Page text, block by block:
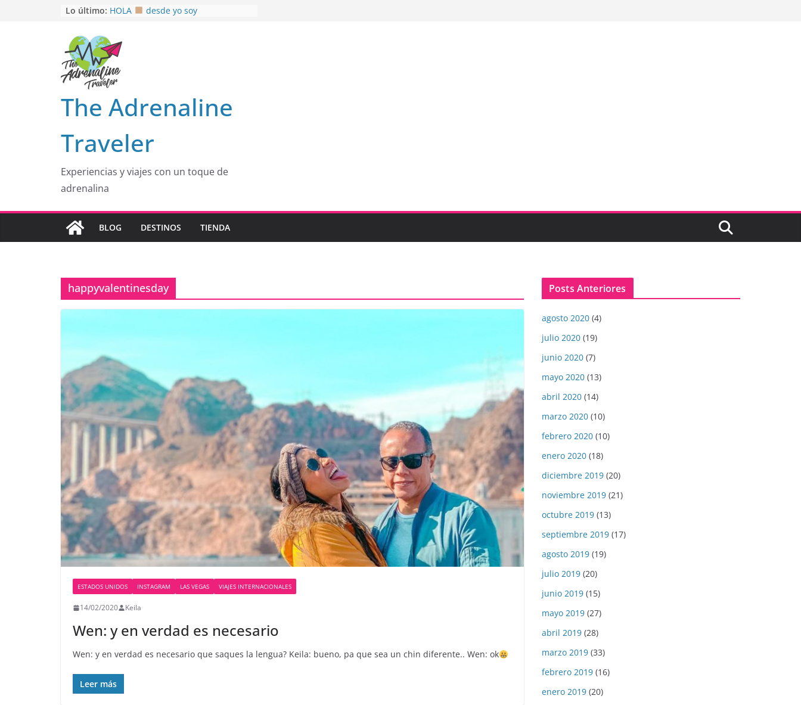
Lo último: HOLA
desde yo soy
EL SENDERO DEL CACAO: Excelente
opción
HOSPEDAJE AL NATURALSHH !!
En
MULITO!
The Adrenaline
Traveler
Experiencias y viajes con un toque de
adrenalina
BLOG DESTINOS TIENDA
happyvalentinesday
ESTADOS UNIDOS INSTAGRAM LAS VEGAS VIAJES INTERNACIONALES
14/02/2020 Keila
Wen: y en verdad es necesario
Wen: y en verdad es necesario que saques la lengua? Keila: bueno, pa que sea un chin diferente.. Wen: ok
Leer más
Posts Anteriores
agosto 2020 (4)
julio 2020 (19)
junio 2020 (7)
mayo 2020 (13)
abril 2020 (14)
marzo 2020 (10)
febrero 2020 (10)
enero 2020 (18)
diciembre 2019 (20)
noviembre 2019 (21)
octubre 2019 (13)
septiembre 2019 (17)
agosto 2019 (19)
julio 2019 (20)
junio 2019 (15)
mayo 2019 (27)
abril 2019 (28)
marzo 2019 (33)
febrero 2019 (16)
enero 2019 (20)